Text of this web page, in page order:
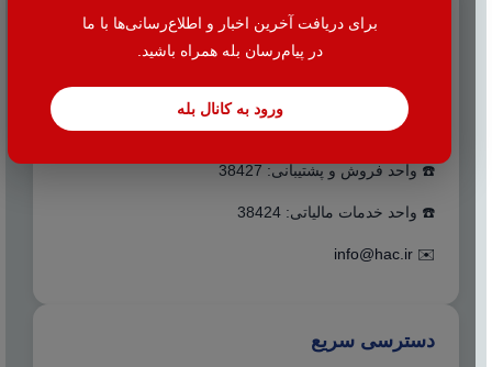
برای دریافت آخرین اخبار و اطلاع‌رسانی‌ها با ما
در پیام‌رسان بله همراه باشید.
ورود به کانال بله
تماس با ما
📍 تهران - میدان بهارستان جنب بانک اقتصاد نوین کوچه
نظامیه پلاک ۱۰۰ طبقه اول واحد ۲
☎️ واحد فروش و پشتیبانی: 38427
☎️ واحد خدمات مالیاتی: 38424
✉️
info@hac.ir
دسترسی سریع